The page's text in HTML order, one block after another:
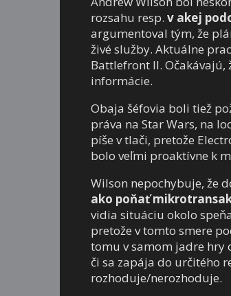
rozsahu resp. v akej
argumentoval tým, že
živé služby. Aktuálne
Battlefront II.
informácie.
Obaja šéfovia boli tiež
práva na Star Wars, na
píše v tlači, pretože
bolo veľmi proaktívne k
Wilson nepochybuje, že
ako poňať
vidia situáciu okolo
pretože v tomto smere
tomu v samom jadre hry
či sa zapája do určitého
rozhoduje/nerozhoduje.